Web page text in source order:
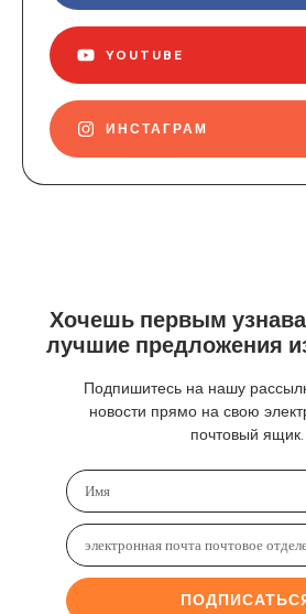
YOUTUBE
ИНСТАГРАМ
Хочешь первым
лучшие предложения
Подпишитесь на нашу
новости прямо на свою
почтовый ящик.